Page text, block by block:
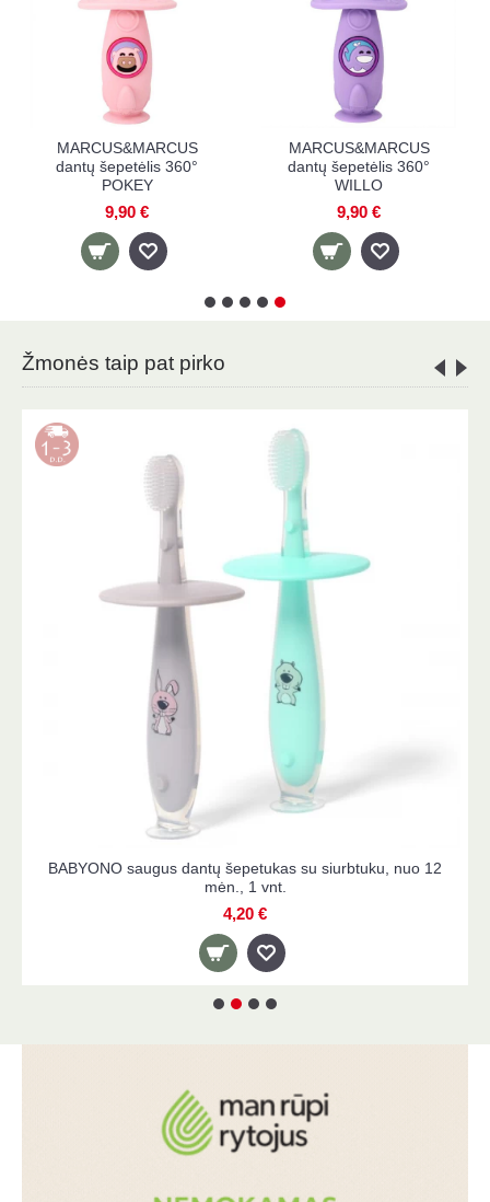
BABYONO saugus dantų
šepetukas su siurbtuku,
nuo 6 mėn., 1 vnt.
4,20 €
BABYONO saugus dantų
šepetukas su siurbtuku,
nuo 12 mėn., 1 vnt.
4,20 €
Žmonės taip pat pirko
LACALUT 0-4 m. dantų šepetėlis vaikams, minkštas
3,50 €